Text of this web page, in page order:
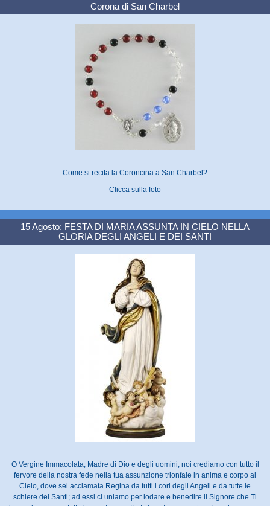
Corona di San Charbel
Come si recita la Coroncina a San Charbel?
Clicca sulla foto
15 Agosto: FESTA DI MARIA ASSUNTA IN CIELO NELLA
GLORIA DEGLI ANGELI E DEI SANTI
O Vergine Immacolata, Madre di Dio e degli uomini, noi crediamo con tutto il
fervore della nostra fede nella tua assunzione trionfale in anima e corpo al
Cielo, dove sei acclamata Regina da tutti i cori degli Angeli e da tutte le
schiere dei Santi; ad essi ci uniamo per lodare e benedire il Signore che Ti